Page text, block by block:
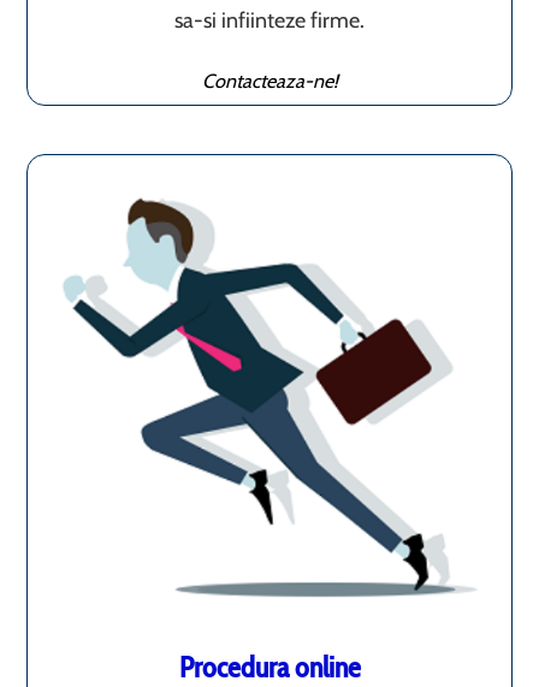
sa-si infiinteze firme.
Contacteaza-ne!
Procedura online